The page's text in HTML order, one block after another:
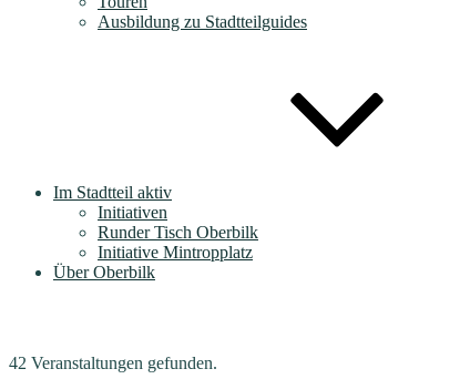
Ausbildung zu Stadtteilguides
Im Stadtteil aktiv
Initiativen
Runder Tisch Oberbilk
Initiative Mintropplatz
Über Oberbilk
42 Veranstaltungen gefunden.